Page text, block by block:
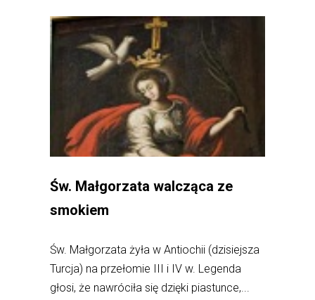
Św. Małgorzata walcząca ze
smokiem
Św. Małgorzata żyła w Antiochii (dzisiejsza
Turcja) na przełomie III i IV w. Legenda
głosi, że nawróciła się dzięki piastunce,...